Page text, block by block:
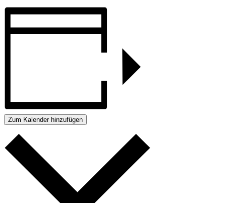
Zum Kalender hinzufügen